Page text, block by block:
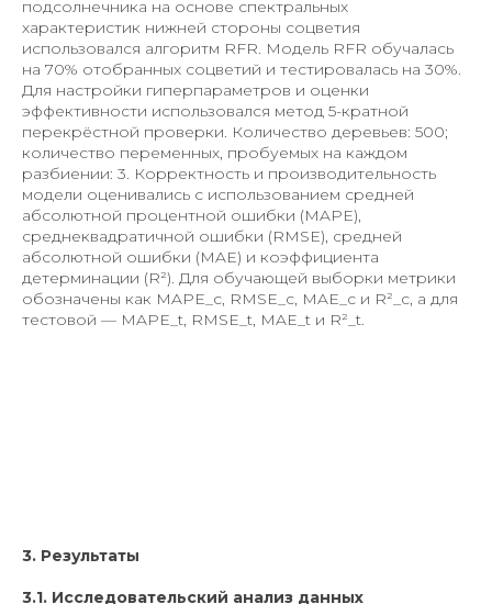
подсолнечника на основе спектральных
характеристик нижней стороны соцветия
использовался алгоритм RFR. Модель RFR обучалась
на 70% отобранных соцветий и тестировалась на 30%.
Для настройки гиперпараметров и оценки
эффективности использовался метод 5-кратной
перекрёстной проверки. Количество деревьев: 500;
количество переменных, пробуемых на каждом
разбиении: 3. Корректность и производительность
модели оценивались с использованием средней
абсолютной процентной ошибки (MAPE),
среднеквадратичной ошибки (RMSE), средней
абсолютной ошибки (MAE) и коэффициента
детерминации (R²). Для обучающей выборки метрики
обозначены как MAPE_c, RMSE_c, MAE_c и R²_c, а для
тестовой — MAPE_t, RMSE_t, MAE_t и R²_t.
3. Результаты
3.1. Исследовательский анализ данных